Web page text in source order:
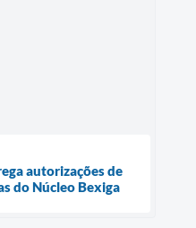
autorizações de
do Núcleo Bexiga